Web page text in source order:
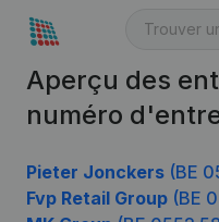
Aperçu des
numéro
Pieter Jonckers (BE
Fvp Retail Group (BE